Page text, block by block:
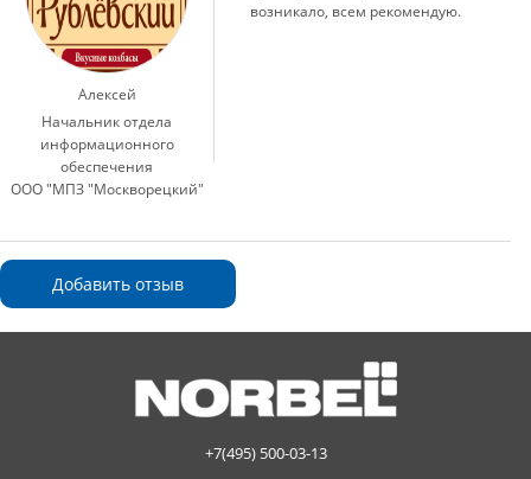
Алексей
Начальник отдела
информационного
обеспечения
ООО "МПЗ "Москворецкий"
возникало, всем рекомендую.
Добавить отзыв
+7(495) 500-03-13